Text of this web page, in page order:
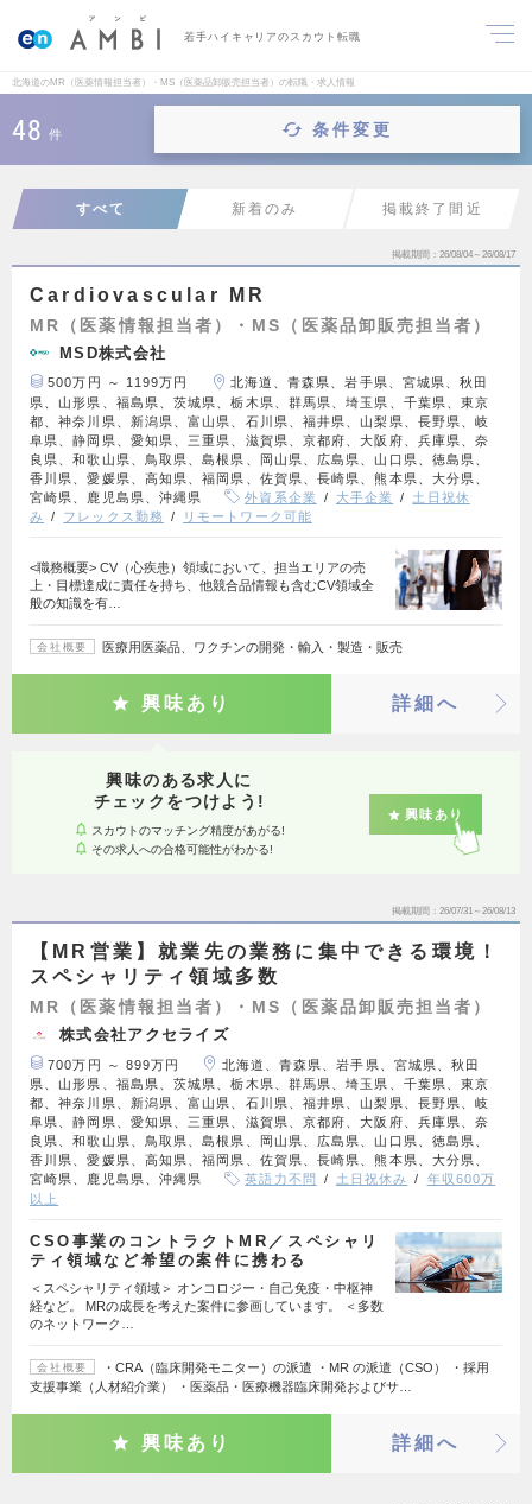
若手ハイキャリアのスカウト転職
北海道のMR（医薬情報担当者）・MS（医薬品卸販売担当者）の転職・求人情報
48 件 条件変更
すべて 新着のみ 掲載終了間近
掲載期間 26/08/04～26/08/17
Cardiovascular MR
MR（医薬情報担当者）・MS（医薬品卸販売担当者）
MSD株式会社
500万円 ～ 1199万円
北海道、青森県、岩手県、宮城県、秋田
県、山形県、福島県、茨城県、栃木県、群馬県、埼玉県、千葉県、東京
都、神奈川県、新潟県、富山県、石川県、福井県、山梨県、長野県、岐
阜県、静岡県、愛知県、三重県、滋賀県、京都府、大阪府、兵庫県、奈
良県、和歌山県、鳥取県、島根県、岡山県、広島県、山口県、徳島県、
香川県、愛媛県、高知県、福岡県、佐賀県、長崎県、熊本県、大分県、
宮崎県、鹿児島県、沖縄県
外資系企業 大手企業
土日祝休
み
フレックス勤務 リモートワーク可能
<職務概要> CV（心疾患）領域において、担当エリアの売
上・目標達成に責任を持ち、他競合品情報も含むCV領域全
般の知識を有…
会社概要 医療用医薬品、ワクチンの開発・輸入・製造・販売
興味あり 詳細へ
興味のある求人に
チェックをつけよう!
スカウトのマッチング精度があがる!
その求人への合格可能性がわかる!
興味あり
掲載期間 26/07/31～26/08/13
【MR営業】就業先の業務に集中できる環境！
スペシャリティ領域多数
MR（医薬情報担当者）・MS（医薬品卸販売担当者）
株式会社アクセライズ
700万円 ～ 899万円
北海道、青森県、岩手県、宮城県、秋田
県、山形県、福島県、茨城県、栃木県、群馬県、埼玉県、千葉県、東京
都、神奈川県、新潟県、富山県、石川県、福井県、山梨県、長野県、岐
阜県、静岡県、愛知県、三重県、滋賀県、京都府、大阪府、兵庫県、奈
良県、和歌山県、鳥取県、島根県、岡山県、広島県、山口県、徳島県、
香川県、愛媛県、高知県、福岡県、佐賀県、長崎県、熊本県、大分県、
宮崎県、鹿児島県、沖縄県
英語力不問 土日祝休み
年収600万
以上
CSO事業のコントラクトMR／スペシャリ
ティ領域など希望の案件に携わる
＜スペシャリティ領域＞ オンコロジー・自己免疫・中枢神
経など。 MRの成長を考えた案件に参画しています。 ＜多数
のネットワーク…
会社概要
・CRA（臨床開発モニター）の派遣 ・MR の派遣（CSO） ・採用
支援事業（人材紹介業） ・医薬品・医療機器臨床開発およびサ…
興味あり 詳細へ